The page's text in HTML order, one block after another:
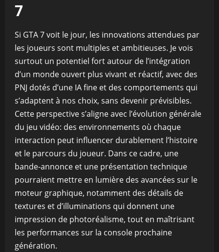
7
Si GTA 7 voit le jour, les innovations attendues par
les joueurs sont multiples et ambitieuses. Je vois
surtout un potentiel fort autour de l’intégration
d’un monde ouvert plus vivant et réactif, avec des
PNJ dotés d’une IA fine et des comportements qui
s’adaptent à nos choix, sans devenir prévisibles.
Cette perspective s’aligne avec l’évolution générale
du jeu vidéo: des environnements où chaque
interaction peut influencer durablement l’histoire
et le parcours du joueur. Dans ce cadre, une
bande-annonce et une présentation technique
pourraient mettre en lumière des avancées sur le
moteur graphique, notamment des détails de
textures et d’illuminations qui donnent une
impression de photoréalisme, tout en maîtrisant
les performances sur la console prochaine
génération.